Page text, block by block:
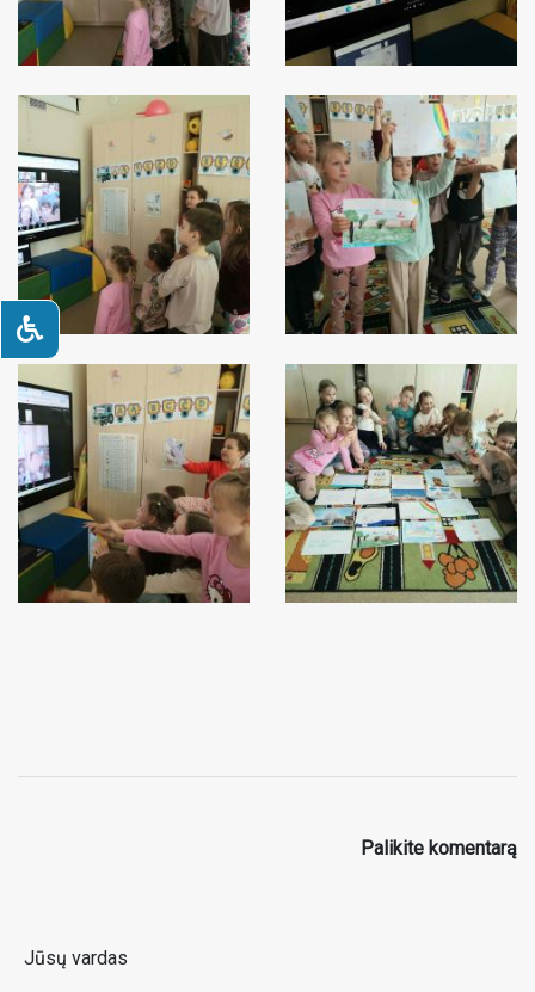
Palikite komentarą
Jūsų vardas